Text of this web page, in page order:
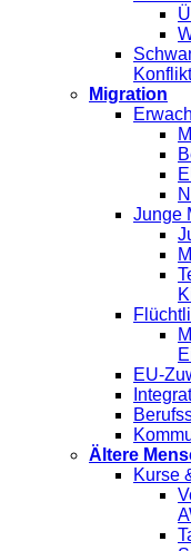
Migration
Junge
EU-
Ältere
Kurse